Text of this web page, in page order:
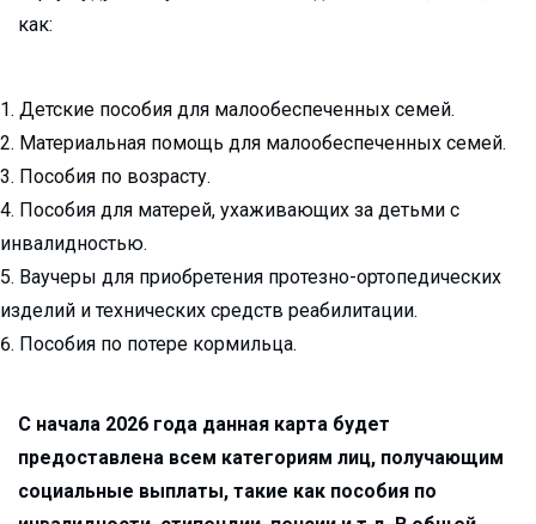
как:
Детские пособия для малообеспеченных семей.
Материальная помощь для малообеспеченных семей.
Пособия по возрасту.
Пособия для матерей, ухаживающих за детьми с
инвалидностью.
Ваучеры для приобретения протезно-ортопедических
изделий и технических средств реабилитации.
Пособия по потере кормильца.
С начала 2026 года данная карта будет
предоставлена всем категориям лиц, получающим
социальные выплаты, такие как пособия по